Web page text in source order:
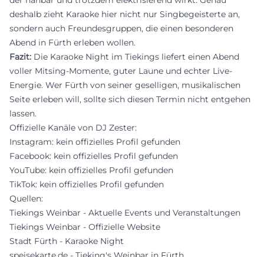
deshalb zieht Karaoke hier nicht nur Singbegeisterte an,
sondern auch Freundesgruppen, die einen besonderen
Abend in Fürth erleben wollen.
Fazit: Die Karaoke Night im Tiekings liefert einen Abend
voller Mitsing-Momente, guter Laune und echter Live-
Energie. Wer Fürth von seiner geselligen, musikalischen
Seite erleben will, sollte sich diesen Termin nicht entgehen
lassen.
Offizielle Kanäle von DJ Zester:
Instagram: kein offizielles Profil gefunden
Facebook: kein offizielles Profil gefunden
YouTube: kein offizielles Profil gefunden
TikTok: kein offizielles Profil gefunden
Quellen:
Tiekings Weinbar - Aktuelle Events und Veranstaltungen
Tiekings Weinbar - Offizielle Website
Stadt Fürth - Karaoke Night